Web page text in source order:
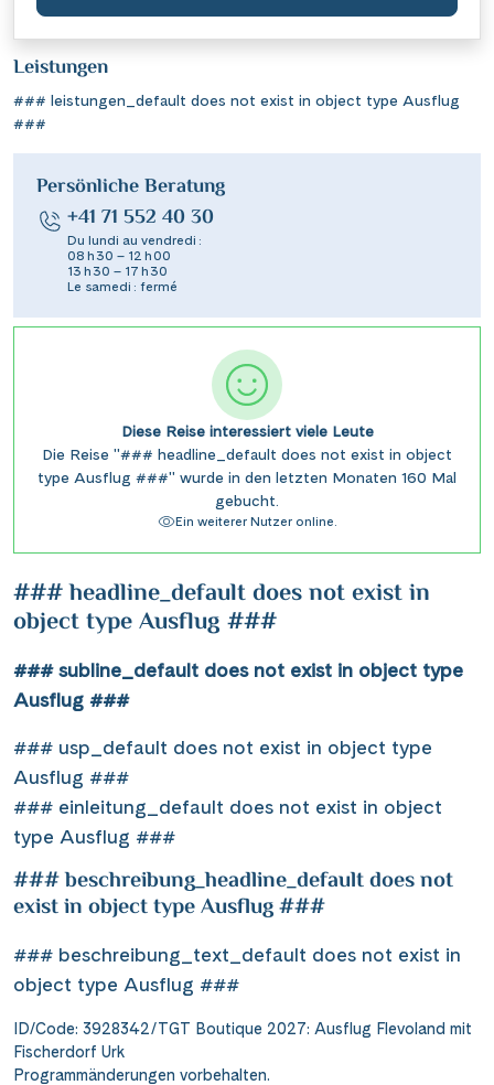
### headline_default does not exist in
object type Ausflug ###
### subline_default does not exist in object type
Ausflug ###
### usp_default does not exist in object type
Ausflug ###
### einleitung_default does not exist in object
type Ausflug ###
### beschreibung_headline_default does not
exist in object type Ausflug ###
### beschreibung_text_default does not exist in
object type Ausflug ###
ID/Code: 3928342/TGT Boutique 2027: Ausflug Flevoland mit
Fischerdorf Urk
Programmänderungen vorbehalten.
Leistungen
### leistungen_default does not exist in object type Ausflug
###
Persönliche Beratung
+41 71 552 40 30
Du lundi au vendredi :
08 h 30 – 12 h 00
13 h 30 – 17 h 30
Le samedi : fermé
Diese Reise interessiert viele Leute
Die Reise "### headline_default does not exist in object
type Ausflug ###" wurde in den letzten Monaten 160 Mal
gebucht.
Ein weiterer Nutzer online.